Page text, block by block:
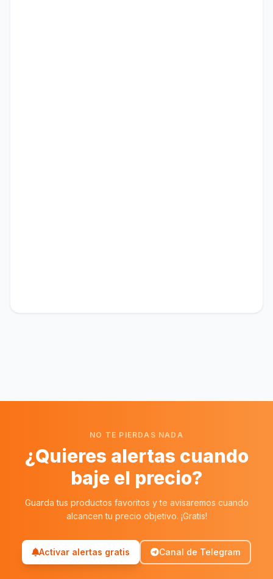
NO TE PIERDAS NADA
¿Quieres alertas cuando
baje el precio?
Guarda tus productos favoritos y te avisaremos cuando
alcancen tu precio objetivo. ¡Gratis!
Activar alertas gratis Canal de Telegram